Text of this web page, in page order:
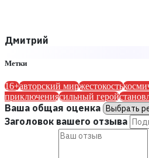
Дмитрий
Метки
16+авторский миржестокость
приключениясильный герой
Ваша общая оценка
Заголовок вашего отзыва